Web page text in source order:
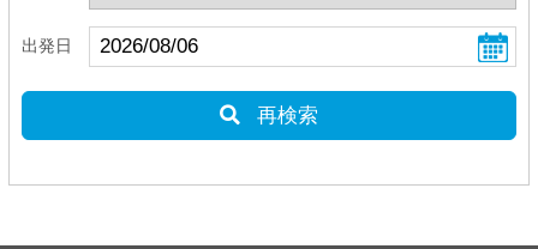
出発日
再検索